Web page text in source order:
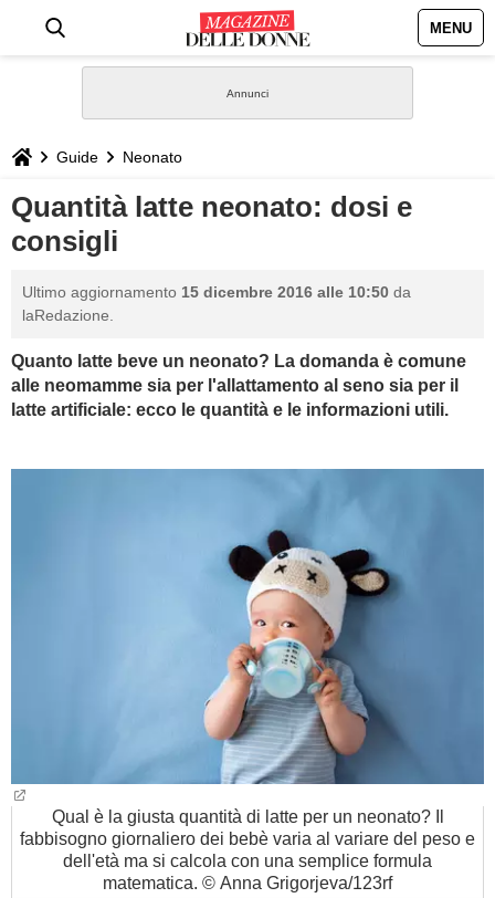
MENU
STILE
BIOGRAFIE
DEFINIZIONI
GASTRONOMIA
Guide Neonato
Quantità latte neonato: dosi e
consigli
Ultimo aggiornamento 15 dicembre 2016 alle 10:50 da
laRedazione.
Quanto latte beve un neonato? La domanda è comune
alle neomamme sia per l'allattamento al seno sia per il
latte artificiale: ecco le quantità e le informazioni utili.
Qual è la giusta quantità di latte per un neonato? Il
fabbisogno giornaliero dei bebè varia al variare del peso e
dell'età ma si calcola con una semplice formula
matematica. © Anna Grigorjeva/123rf